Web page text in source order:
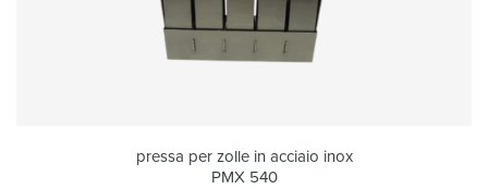
pressa per zolle in acciaio inox
PMX 540